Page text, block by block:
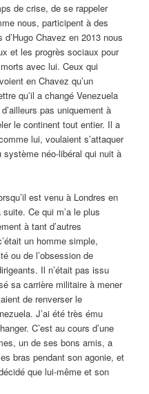
de crise, de se rappeler
nous, participent à des
Chavez en 2013 nous
et les progrès sociaux pour
avec lui. Ceux qui
en Chavez qu’un
qu’il a changé Venezuela
pas uniquement à
le continent tout entier. Il a
lui, voulaient s’attaquer
néo-libéral qui nuit à
est venu à Londres en
Ce qui m’a le plus
à tant d’autres
un homme simple,
ou de l’obsession de
Il n’était pas issu
sa carrière militaire à mener
de renverser le
J’ai été très ému
C’est au cours d’une
un de ses bons amis, a
bras pendant son agonie, et
que lui-même et son